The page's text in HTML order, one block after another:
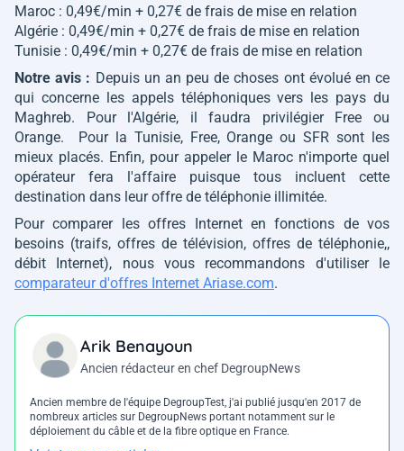
Maroc : 0,49€/min + 0,27€ de frais de mise en relation
Algérie : 0,49€/min + 0,27€ de frais de mise en relation
Tunisie : 0,49€/min + 0,27€ de frais de mise en relation
Notre avis : Depuis un an peu de choses ont évolué en ce
qui concerne les appels téléphoniques vers les pays du
Maghreb. Pour l'Algérie, il faudra privilégier Free ou
Orange. Pour la Tunisie, Free, Orange ou SFR sont les
mieux placés. Enfin, pour appeler le Maroc n'importe quel
opérateur fera l'affaire puisque tous incluent cette
destination dans leur offre de téléphonie illimitée.
Pour comparer les offres Internet en fonctions de vos
besoins (traifs, offres de télévision, offres de téléphonie,,
débit Internet), nous vous recommandons d'utiliser le
comparateur d'offres Internet Ariase.com.
Arik Benayoun
Ancien rédacteur en chef DegroupNews
Ancien membre de l'équipe DegroupTest, j'ai publié jusqu'en 2017 de
nombreux articles sur DegroupNews portant notamment sur le
déploiement du câble et de la fibre optique en France.